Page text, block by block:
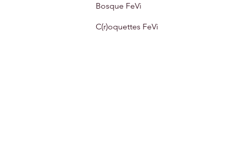
Bosque FeVi
C(r)oquettes FeVi